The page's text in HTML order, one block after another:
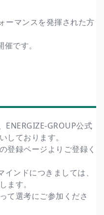
ーマンスを発揮された方
です。
ENERGIZE-GROUP公式
しております。
登録ページよりご登録く
ンドにつきましては、
ます。
て選考にご参加くださ